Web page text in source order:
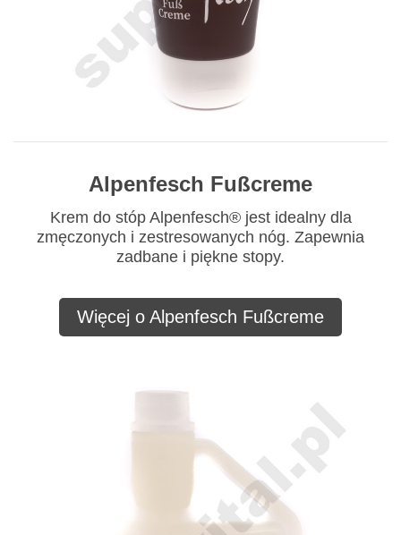
Alpenfesch Fußcreme
Krem do stóp Alpenfesch® jest idealny dla
zmęczonych i zestresowanych nóg. Zapewnia
zadbane i piękne stopy.
Więcej o Alpenfesch Fußcreme